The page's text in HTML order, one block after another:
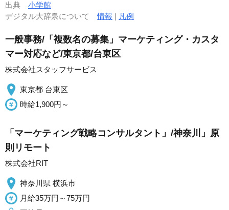
出典 小学館
デジタル大辞泉について情報 | 凡例
一般事務/「複数名の募集」マーケティング・カスタ
マー対応など/東京都/台東区
株式会社スタッフサービス
東京都 台東区
時給1,900円～
「マーケティング戦略コンサルタント」/神奈川」原
則リモート
株式会社RIT
神奈川県 横浜市
月給35万円～75万円